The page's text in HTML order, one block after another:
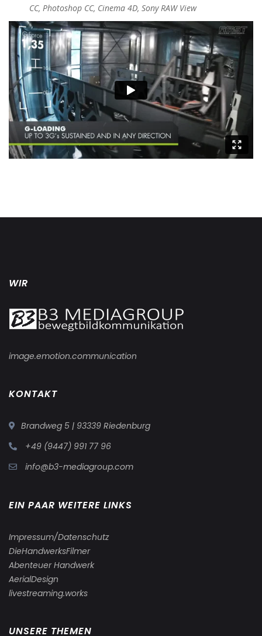
CC, Photoshop CC, Cinema 4D, Sony RAW View
WIR
image.emotion.communication
KONTAKT
Brandweg 5 | 93339 Riedenburg
+49 (9447) 991 77 96
info@b3-mediagroup.com
EIN PAAR WEITERE LINKS
Impressum/Datenschutz
DieHandwerksFilmer
Abenteuer Handwerk
AerialDesign
livestreaming.works
UNSERE THEMEN